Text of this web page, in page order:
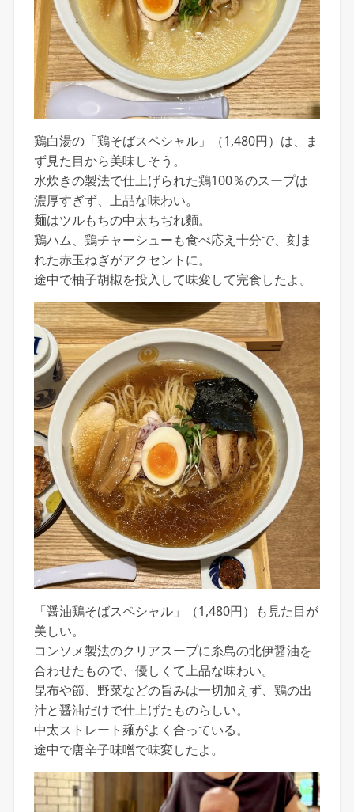
鶏白湯の「鶏そばスペシャル」（1,480円）は、ま
ず見た目から美味しそう。
水炊きの製法で仕上げられた鶏100％のスープは
濃厚すぎず、上品な味わい。
麺はツルもちの中太ちぢれ麵。
鶏ハム、鶏チャーシューも食べ応え十分で、刻ま
れた赤玉ねぎがアクセントに。
途中で柚子胡椒を投入して味変して完食したよ。
「醤油鶏そばスペシャル」（1,480円）も見た目が
美しい。
コンソメ製法のクリアスープに糸島の北伊醤油を
合わせたもので、優しくて上品な味わい。
昆布や節、野菜などの旨みは一切加えず、鶏の出
汁と醤油だけで仕上げたものらしい。
中太ストレート麺がよく合っている。
途中で唐辛子味噌で味変したよ。